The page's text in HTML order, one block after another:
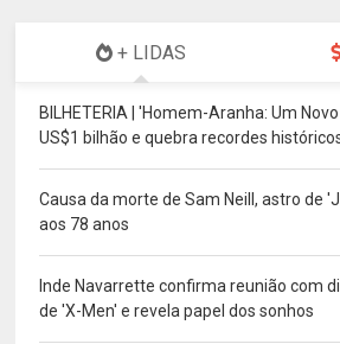
+ LIDAS
BILHETERIA | 'Homem-Aranha: Um
US$1 bilhão e quebra recordes
Causa da morte de Sam Neill, astro de
aos 78 anos
Inde Navarrette confirma reunião com
de 'X-Men' e revela papel dos sonhos